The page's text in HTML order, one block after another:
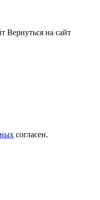
Вернуться на сайт
согласен.